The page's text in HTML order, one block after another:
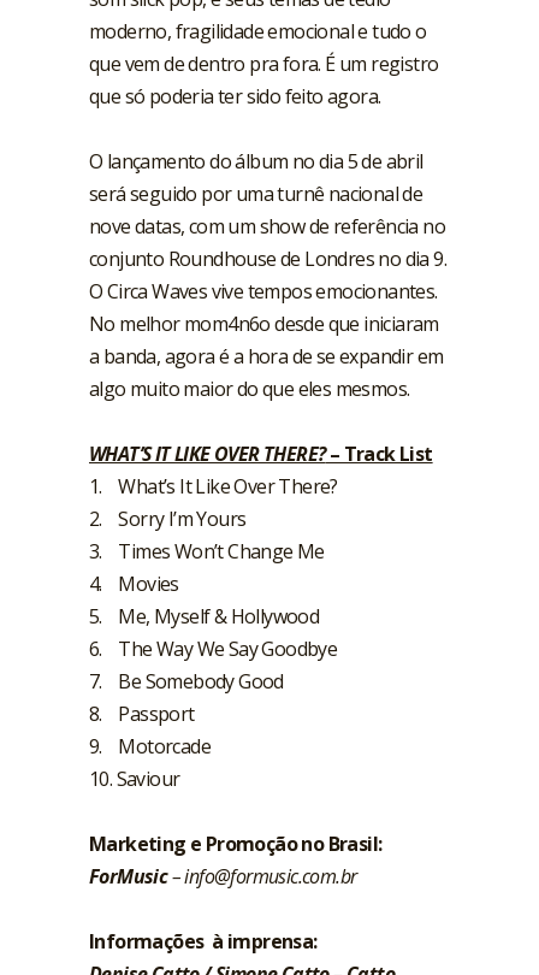
moderno, fragilidade emocional e tudo o
que vem de dentro pra fora. É um registro
que só poderia ter sido feito agora.
O lançamento do álbum no dia 5 de abril
será seguido por uma turnê nacional de
nove datas, com um show de referência no
conjunto Roundhouse de Londres no dia 9.
O Circa Waves vive tempos emocionantes.
No melhor mom4n6o desde que iniciaram
a banda, agora é a hora de se expandir em
algo muito maior do que eles mesmos.
WHAT’S IT LIKE OVER THERE?– Track List
1. What’s It Like Over There?
2. Sorry I’m Yours
3. Times Won’t Change Me
4. Movies
5. Me, Myself & Hollywood
6. The Way We Say Goodbye
7. Be Somebody Good
8. Passport
9. Motorcade
10. Saviour
Marketing e Promoção no Brasil:
ForMusic–info@formusic.com.br
Informações à imprensa: